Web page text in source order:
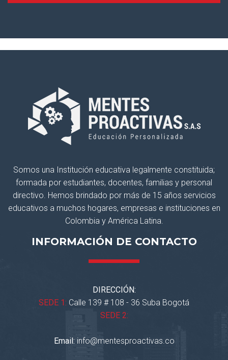
Somos una Institución educativa legalmente constituida;
formada por estudiantes, docentes, familias y personal
directivo. Hemos brindado por más de 15 años servicios
educativos a muchos hogares, empresas e instituciones en
Colombia y América Latina.
INFORMACIÓN DE CONTACTO
DIRECCIÓN:
SEDE 1: Calle 139 # 108 - 36 Suba Bogotá
SEDE 2:
Email: info@mentesproactivas.co